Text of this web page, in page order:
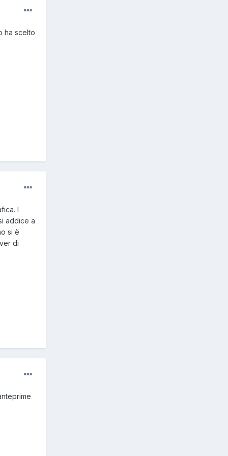
ha scelto
I
addice a
si è
di